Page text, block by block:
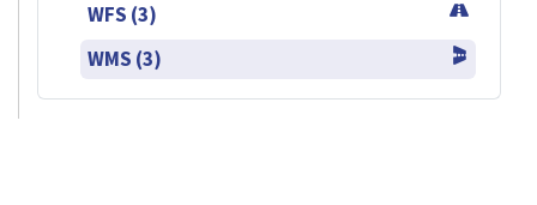
WFS (3)
WMS (3)